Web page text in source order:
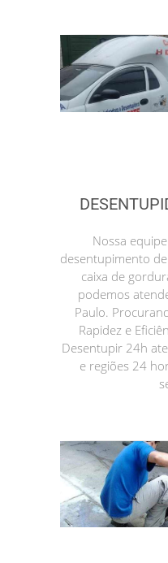
Nossa
desentupimento
caixa de
podemos
Paulo.
Rapidez e
Desentupir 24h
e regiões 24